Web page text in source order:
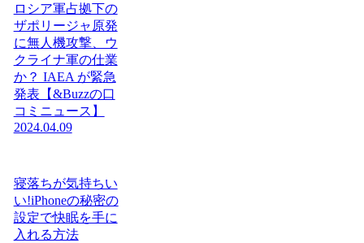
ロシア軍占拠下の
ザポリージャ原発
に無人機攻撃、ウ
クライナ軍の仕業
か？ IAEA が緊急
発表【&Buzzの口
コミニュース】
2024.04.09
寝落ちが気持ちい
い!iPhoneの秘密の
設定で快眠を手に
入れる方法